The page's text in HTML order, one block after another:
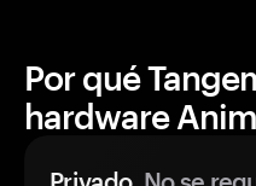
Por qué
hardware